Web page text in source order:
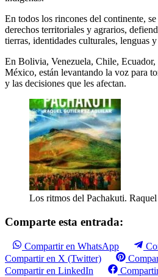
En todos los rincones del continente,
derechos territoriales y agrarios,
tierras, identidades culturales, lenguas
En Bolivia, Venezuela, Chile,
México, están levantando la voz para
y las decisiones que les afectan.
Los ritmos del Pachakuti.
Comparte esta entrada:
Compartir en WhatsApp
Compartir en X (Twitter)
Compartir en LinkedIn